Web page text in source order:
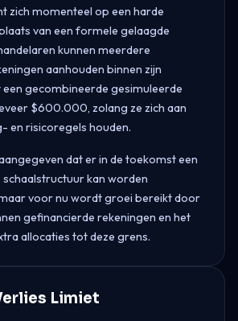
zich momenteel op een harde
van een formele gelaagde
kunnen meerdere
aanhouden binnen zijn
gecombineerde gesimuleerde
$600.000, zolang ze zich aan
en risicoregels houden.
dat er in de toekomst een
kan worden
voor nu wordt groei bereikt door
gefinancierde rekeningen en het
allocaties tot deze grens.
Limiet